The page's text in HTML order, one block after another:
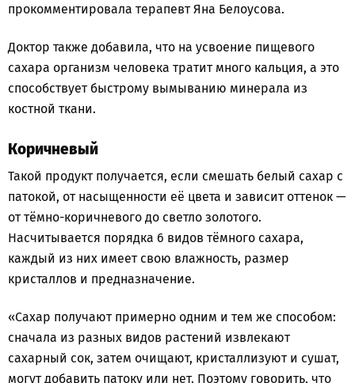
прокомментировала терапевт Яна Белоусова.
Доктор также добавила, что на усвоение пищевого
сахара организм человека тратит много кальция, а это
способствует быстрому вымыванию минерала из
костной ткани.
Коричневый
Такой продукт получается, если смешать белый сахар с
патокой, от насыщенности её цвета и зависит оттенок —
от тёмно-коричневого до светло золотого.
Насчитывается порядка 6 видов тёмного сахара,
каждый из них имеет свою влажность, размер
кристаллов и предназначение.
«Сахар получают примерно одним и тем же способом:
сначала из разных видов растений извлекают
сахарный сок, затем очищают, кристаллизуют и сушат,
могут добавить патоку или нет. Поэтому говорить, что